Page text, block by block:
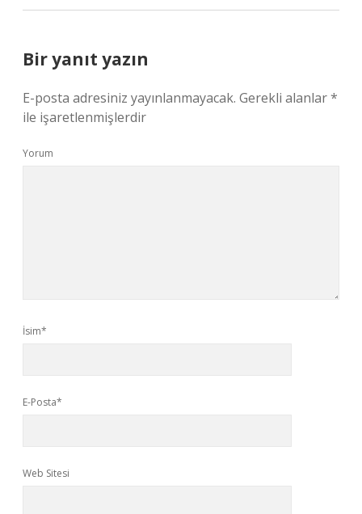
Bir yanıt yazın
E-posta adresiniz yayınlanmayacak. Gerekli alanlar*
ile işaretlenmişlerdir
Yorum
İsim*
E-Posta*
Web Sitesi